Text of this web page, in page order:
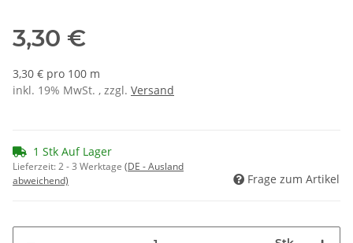
3,30 €
3,30 € pro 100 m
inkl. 19% MwSt. , zzgl. Versand
1 Stk Auf Lager
Lieferzeit:2 - 3 Werktage (DE - Ausland
abweichend)
Frage zum Artikel